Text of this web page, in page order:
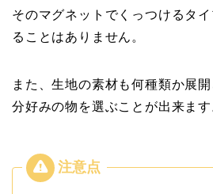
そのマグネットでくっつけるタ
ることはありません。
また、生地の素材も何種類か展
分好みの物を選ぶことが出来ます